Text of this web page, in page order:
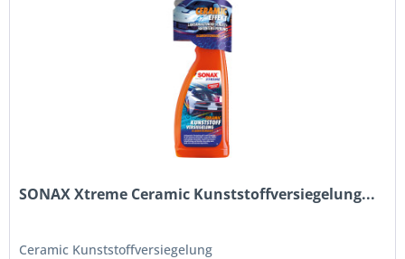
SONAX Xtreme Ceramic Kunststoffversiegelung...
Ceramic Kunststoffversiegelung